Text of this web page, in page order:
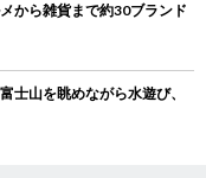
から雑貨まで約30ブランド
士山を眺めながら水遊び、